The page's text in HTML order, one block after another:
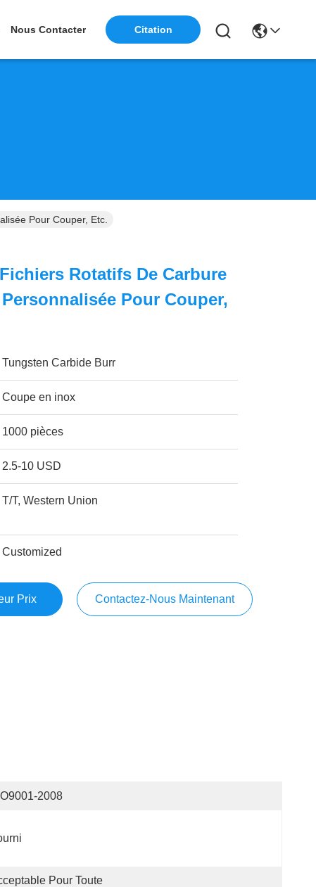
Nous Contacter Citation
Pour Couper, Etc.
Rotatifs De Carbure
Pour Couper,
Tungsten Carbide Burr
Coupe en inox
1000 pièces
2.5-10 USD
T/T, Western Union
Customized
Prix Contactez-Nous Maintenant
2008
Pour Toute